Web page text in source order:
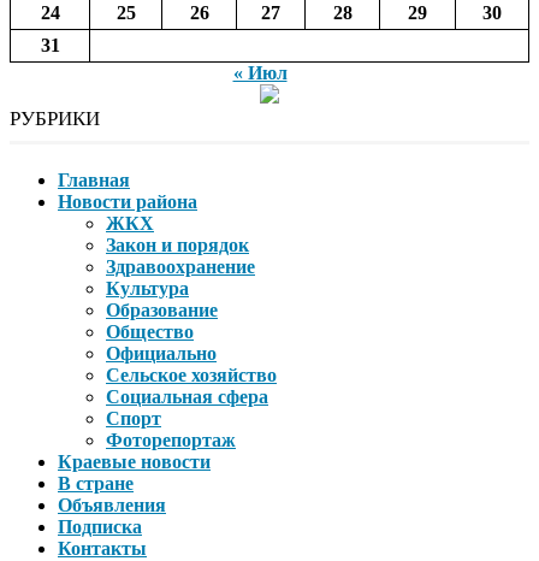
24
25 26 27 28 29
30
31
« Июл
РУБРИКИ
Главная
Новости района
ЖКХ
Закон и порядок
Здравоохранение
Культура
Образование
Общество
Официально
Сельское хозяйство
Социальная сфера
Спорт
Фоторепортаж
Краевые новости
В стране
Объявления
Подписка
Контакты